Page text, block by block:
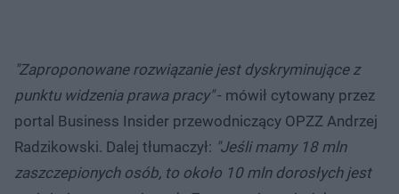
"Zaproponowane rozwiązanie jest dyskryminujące z
punktu widzenia prawa pracy"- mówił cytowany przez
portal Business Insider przewodniczący OPZZ Andrzej
Radzikowski. Dalej tłumaczył: "Jeśli mamy 18 mln
zaszczepionych osób, to około 10 mln dorosłych jest